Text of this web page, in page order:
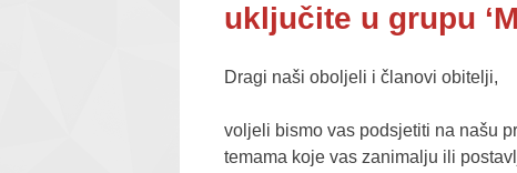
uključite u grupu
Dragi naši oboljeli i članovi obitelji,
voljeli bismo vas podsjetiti na našu
temama koje vas zanimalju ili